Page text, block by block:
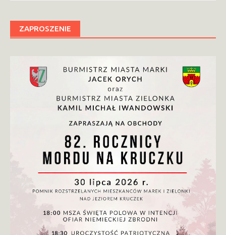
ZAPROSZENIE